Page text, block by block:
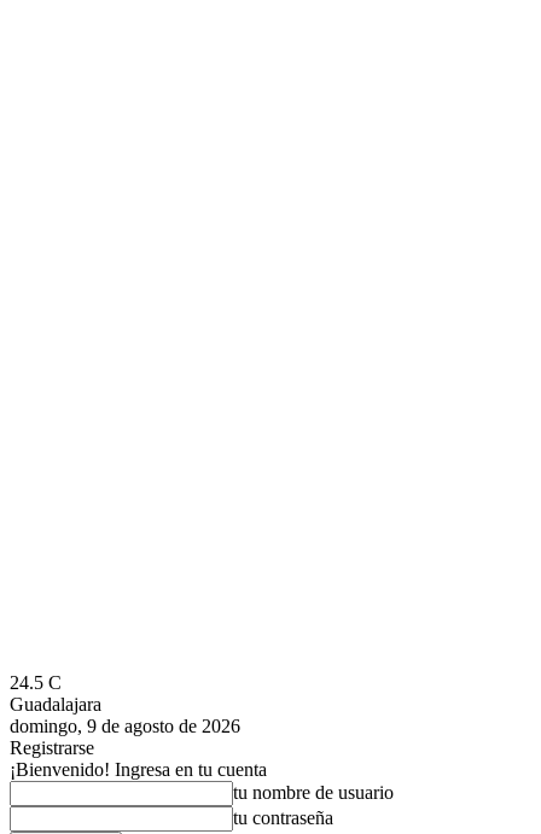
24.5 C
Guadalajara
domingo, 9 de agosto de 2026
Registrarse
¡Bienvenido! Ingresa en tu cuenta
tu nombre de usuario
tu contraseña